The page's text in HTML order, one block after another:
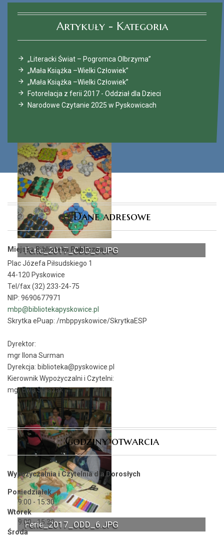
Ferie_2017_ODD_5.JPG
Ferie_2017_ODD_6.JPG
Artykuły - Kategoria
„Literacki Świat – Pogromca Olbrzyma”
„Mała Książka –Wielki Człowiek”
„Mała Książka –Wielki Człowiek”
Fotorelacja z ferii 2017 - Oddział dla Dzieci
Narodowe Czytanie 2025 w Pyskowicach
Dane adresowe
Miejska Biblioteka Publiczna
Plac Józefa Piłsudskiego 1
44-120 Pyskowice
Tel/fax (32) 233-24-75
NIP: 9690677971
mbp@bibliotekapyskowice.pl
Skrytka ePuap: /mbppyskowice/SkrytkaESP
Dyrektor:
mgr Ilona Surman
Dyrekcja: biblioteka@pyskowice.pl
Kierownik Wypożyczalni i Czytelni:
mgr Ewa Staszak
Godziny otwarcia
Wypożyczalnia i Czytelnia dla Dorosłych
Poniedziałek
9:00 - 15:30
Wtorek
9:00 - 15:30
Środa